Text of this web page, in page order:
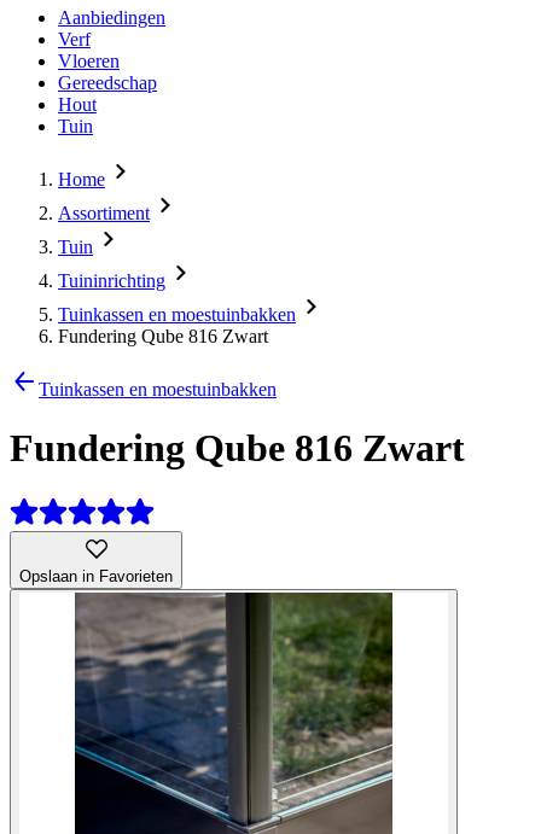
Aanbiedingen
Verf
Vloeren
Gereedschap
Hout
Tuin
Home
Assortiment
Tuin
Tuininrichting
Tuinkassen en moestuinbakken
Fundering Qube 816 Zwart
Tuinkassen en moestuinbakken
Fundering Qube 816 Zwart
Opslaan in Favorieten